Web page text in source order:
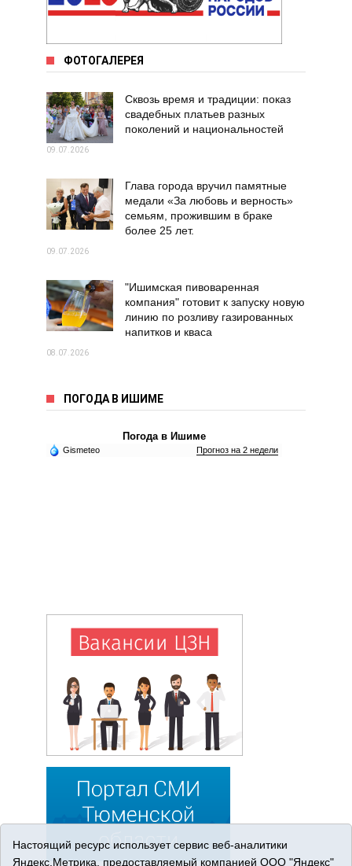
ФОТОГАЛЕРЕЯ
Сквозь время и традиции: показ
свадебных платьев разных
поколений и национальностей
09.07.2026
Глава города вручил памятные
медали «За любовь и верность»
семьям, прожившим в браке
более 25 лет.
09.07.2026
"Ишимская пивоваренная
компания" готовит к запуску новую
линию по розливу газированных
напитков и кваса
08.07.2026
ПОГОДА В ИШИМЕ
Погода в Ишиме
Gismeteo Прогноз на 2 недели
Настоящий ресурс использует сервис веб-аналитики
Яндекс.Метрика, предоставляемый компанией ООО "Яндекс"